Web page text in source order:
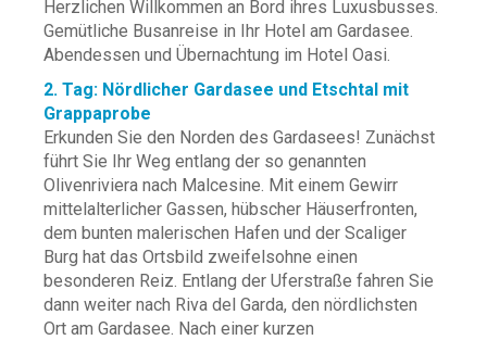
Herzlichen Willkommen an Bord ihres Luxusbusses.
Gemütliche Busanreise in Ihr Hotel am Gardasee.
Abendessen und Übernachtung im Hotel Oasi.
2. Tag: Nördlicher Gardasee und Etschtal mit
Grappaprobe
Erkunden Sie den Norden des Gardasees! Zunächst
führt Sie Ihr Weg entlang der so genannten
Olivenriviera nach Malcesine. Mit einem Gewirr
mittelalterlicher Gassen, hübscher Häuserfronten,
dem bunten malerischen Hafen und der Scaliger
Burg hat das Ortsbild zweifelsohne einen
besonderen Reiz. Entlang der Uferstraße fahren Sie
dann weiter nach Riva del Garda, den nördlichsten
Ort am Gardasee. Nach einer kurzen